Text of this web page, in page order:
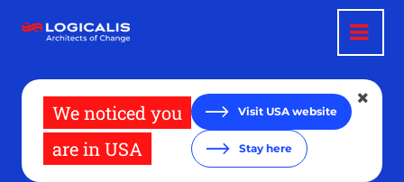
contenido
We noticed you
are in USA
Visit USA website
Stay here